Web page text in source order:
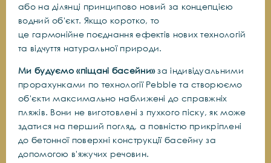
або на ділянці принципово новий за концепцією
водний об'єкт. Якщо коротко, то
це гармонійне поєднання ефектів нових технологій
та відчуття натуральної природи.
Ми будуємо «піщані басейни»за індивідуальними
прорахунками по технології Pebble та створюємо
об'єкти максимально наближені до справжніх
пляжів. Вони не виготовлені з пухкого піску, як може
здатися на перший погляд, а повністю прикріплені
до бетонної поверхні конструкції басейну за
допомогою в'яжучих речовин.